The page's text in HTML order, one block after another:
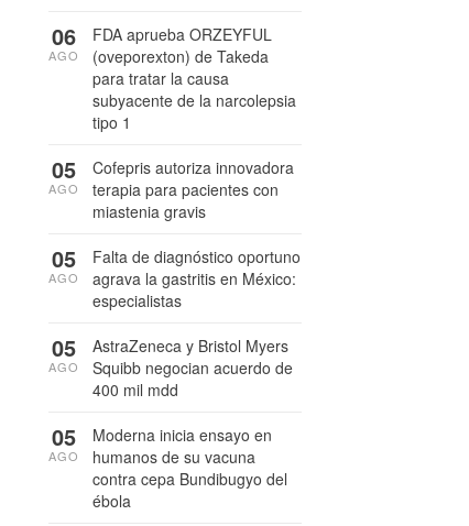
FDA aprueba ORZEYFUL
(oveporexton) de Takeda
para tratar la causa
subyacente de la narcolepsia
tipo 1
06
AGO
Cofepris autoriza innovadora
terapia para pacientes con
miastenia gravis
05
AGO
Falta de diagnóstico oportuno
agrava la gastritis en México:
especialistas
05
AGO
AstraZeneca y Bristol Myers
Squibb negocian acuerdo de
400 mil mdd
05
AGO
Moderna inicia ensayo en
humanos de su vacuna
contra cepa Bundibugyo del
ébola
05
AGO